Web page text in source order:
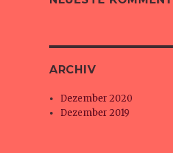
ARCHIV
Dezember 2020
Dezember 2019